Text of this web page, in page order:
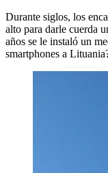
Durante siglos, los
alto para darle cuerda
años se le instaló un
smartphones a